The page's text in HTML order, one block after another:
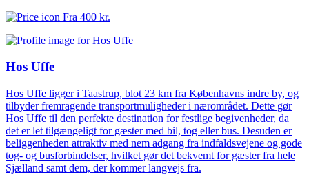
Fra 400 kr.
Hos Uffe
Hos Uffe ligger i Taastrup, blot 23 km fra Københavns indre by, og
tilbyder fremragende transportmuligheder i nærområdet. Dette gør
Hos Uffe til den perfekte destination for festlige begivenheder, da
det er let tilgængeligt for gæster med bil, tog eller bus. Desuden er
beliggenheden attraktiv med nem adgang fra indfaldsvejene og gode
tog- og busforbindelser, hvilket gør det bekvemt for gæster fra hele
Sjælland samt dem, der kommer langvejs fra.